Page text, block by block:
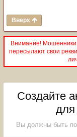
Вверх
Внимание! Мошенники
пересылают свои
Создайте
для
Вы должны быть